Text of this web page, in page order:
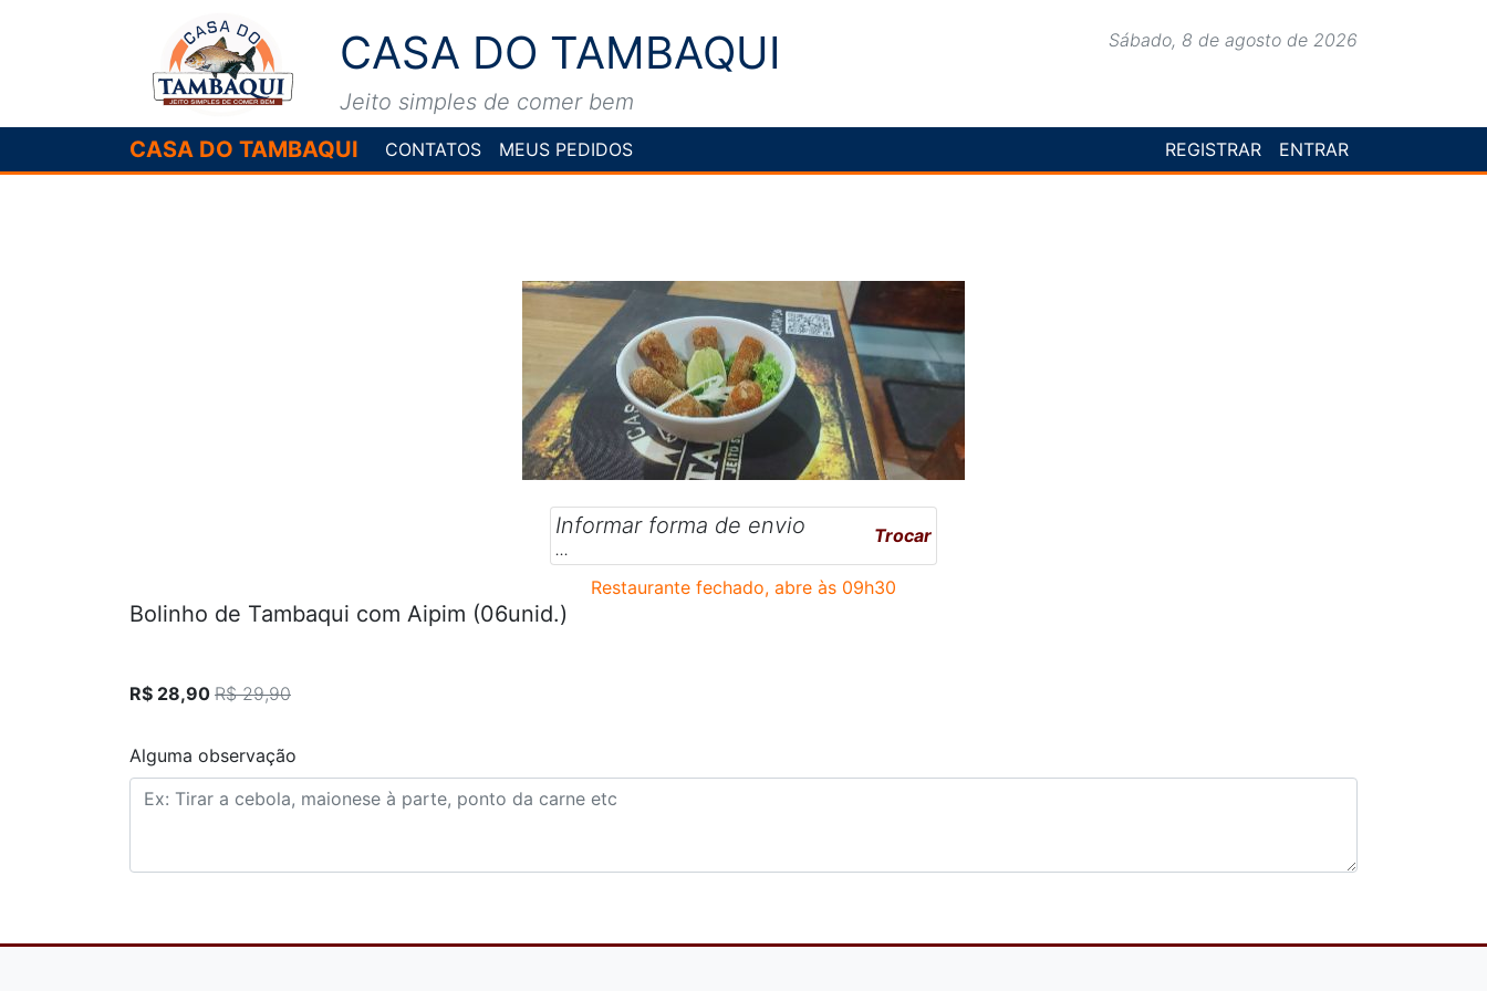
CASA DO TAMBAQUI
Jeito simples de comer bem
Sábado, 8 de agosto de 2026
CASA DO TAMBAQUI CONTATOS MEUS PEDIDOS REGISTRAR ENTRAR
Trocar
Informar forma de envio
...
Restaurante fechado, abre às 09h30
Bolinho de Tambaqui com Aipim (06unid.)
R$ 28,90 R$ 29,90
Alguma observação